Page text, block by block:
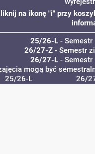
na ikonę "i" przy
25/26-L -
26/27-Z - Semestr
26/27-L -
mogą być
25/26-L
26/